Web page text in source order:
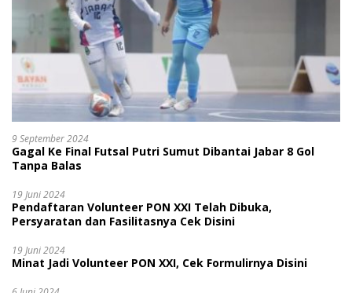
9 September 2024
Gagal Ke Final Futsal Putri Sumut Dibantai Jabar 8 Gol
Tanpa Balas
19 Juni 2024
Pendaftaran Volunteer PON XXI Telah Dibuka,
Persyaratan dan Fasilitasnya Cek Disini
19 Juni 2024
Minat Jadi Volunteer PON XXI, Cek Formulirnya Disini